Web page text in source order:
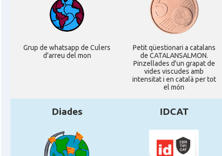
Grup de whatsapp de Culers
d'arreu del mon
Petit qüestionari a catalans
de CATALANSALMON.
Pinzellades d'un grapat de
vides viscudes amb
intensitat i en català per tot
el món
Diades IDCAT